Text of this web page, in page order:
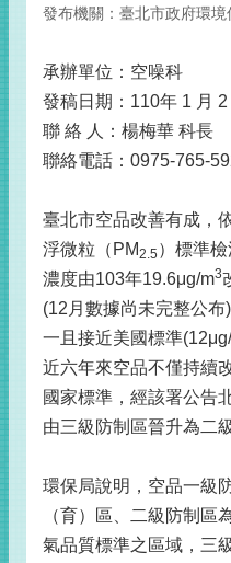
發布機關：臺北市政府環境
承辦單位：空噪科
發稿日期：110年 1 月 2
聯 絡 人：楊梅華 科長
聯絡電話：0975-765-
臺北市空品改善有成，
浮微粒（PM2.5 ）標準
濃度由103年19.6μg/m3
(12月數據尚未完整公布
一且接近美國標準
近六年來空品不僅持續
國家標準，經該署公告
由三級防制區晉升為二
環保局說明，空品一級
（育）區、二級防制區
氣品質標準之區域，三